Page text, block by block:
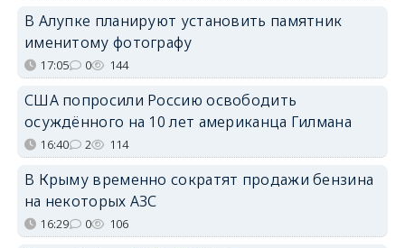
В Алупке планируют установить памятник
именитому фотографу
17:05 0 144
США попросили Россию освободить
осуждённого на 10 лет американца Гилмана
16:40 2 114
В Крыму временно сократят продажи бензина
на некоторых АЗС
16:29 0 106